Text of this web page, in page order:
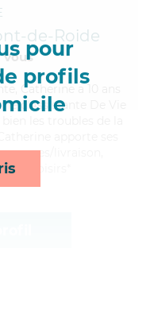
pour
profils
de-Roide
Catherine a 10 ans
d'Assistante De Vie
livraison,
loisirs*